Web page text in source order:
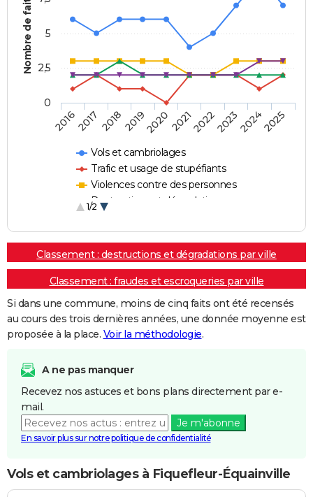
Nombre de faits
Vols et cambriolages
Trafic et usage de stupéfiants
Violences contre des personnes
Destructions et dégradations
1/2
20162017 20182019202020212022202320242025
0
2,5
5
Classement : destructions et dégradations par ville
Classement : fraudes et escroqueries par ville
Si dans une commune, moins de cinq faits ont été recensés
au cours des trois dernières années, une donnée moyenne est
proposée à la place. Voir la méthodologie.
A ne pas manquer
Recevez nos astuces et bons plans directement par e-
mail.
Je m'abonne
En savoir plus sur notre politique de confidentialité
Vols et cambriolages à Fiquefleur-Équainville